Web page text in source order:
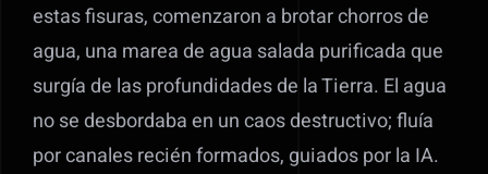
estas fisuras, comenzaron a brotar chorros de
agua, una marea de agua salada purificada que
surgía de las profundidades de la Tierra. El agua
no se desbordaba en un caos destructivo; fluía
por canales recién formados, guiados por la IA.